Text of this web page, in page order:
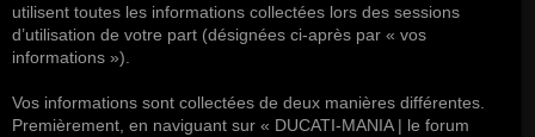
utilisent toutes les informations collectées lors des sessions
d’utilisation de votre part (désignées ci-après par « vos
informations »).
Vos informations sont collectées de deux manières différentes.
Premièrement, en naviguant sur « DUCATI-MANIA | le forum